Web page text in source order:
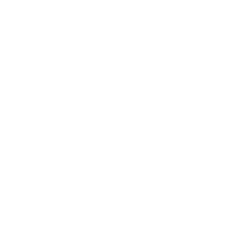
české brambory k přímé konzumaci i k